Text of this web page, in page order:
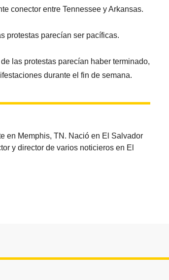
conector entre Tennessee y Arkansas.
protestas parecían ser pacíficas.
las protestas parecían haber terminado,
durante el fin de semana.
en Memphis, TN. Nació en El Salvador
y director de varios noticieros en El